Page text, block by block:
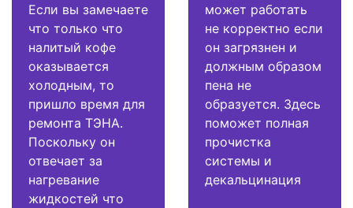
Если вы замечаете
что только что
налитый кофе
оказывается
холодным, то
пришло время для
ремонта ТЭНА.
Поскольку он
отвечает за
нагревание
жидкостей что
может работать
не корректно если
он загрязнен и
должным образом
пена не
образуется. Здесь
поможет полная
прочистка
системы и
декальцинация